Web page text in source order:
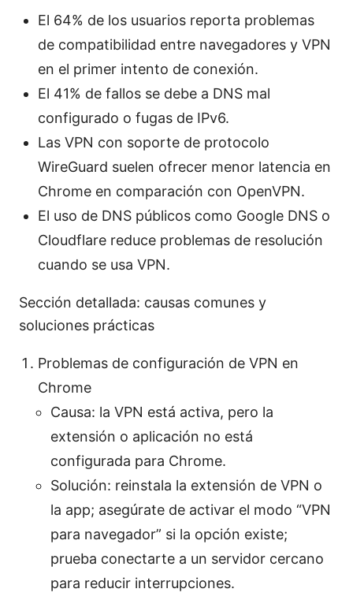
El 64% de los usuarios reporta problemas
de compatibilidad entre navegadores y VPN
en el primer intento de conexión.
El 41% de fallos se debe a DNS mal
configurado o fugas de IPv6.
Las VPN con soporte de protocolo
WireGuard suelen ofrecer menor latencia en
Chrome en comparación con OpenVPN.
El uso de DNS públicos como Google DNS o
Cloudflare reduce problemas de resolución
cuando se usa VPN.
Sección detallada: causas comunes y
soluciones prácticas
Problemas de configuración de VPN en
Chrome
Causa: la VPN está activa, pero la
extensión o aplicación no está
configurada para Chrome.
Solución: reinstala la extensión de VPN o
la app; asegúrate de activar el modo “VPN
para navegador” si la opción existe;
prueba conectarte a un servidor cercano
para reducir interrupciones.